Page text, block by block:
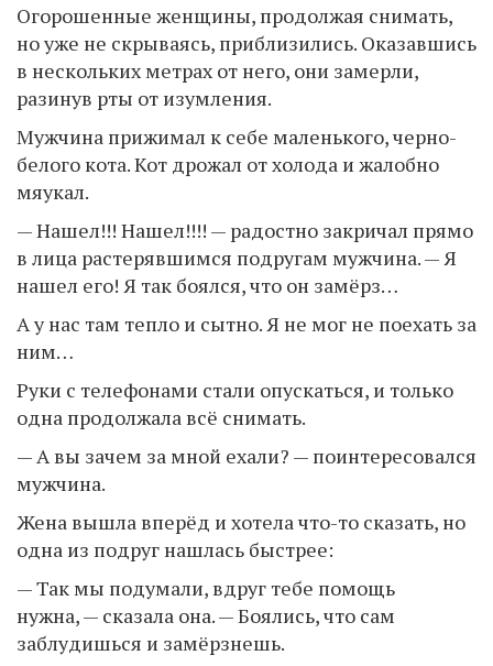
Огорошенные женщины, продолжая снимать,
но уже не скрываясь, приблизились. Оказавшись
в нескольких метрах от него, они замерли,
разинув рты от изумления.
Мужчина прижимал к себе маленького, черно-
белого кота. Кот дрожал от холода и жалобно
мяукал.
— Нашел!!! Нашел!!!! — радостно закричал прямо
в лица растерявшимся подругам мужчина. — Я
нашел его! Я так боялся, что он замёрз…
А у нас там тепло и сытно. Я не мог не поехать за
ним…
Руки с телефонами стали опускаться, и только
одна продолжала всё снимать.
— А вы зачем за мной ехали? — поинтересовался
мужчина.
Жена вышла вперёд и хотела что-то сказать, но
одна из подруг нашлась быстрее:
— Так мы подумали, вдруг тебе помощь
нужна, — сказала она. — Боялись, что сам
заблудишься и замёрзнешь.